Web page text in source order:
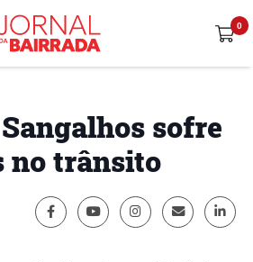
sofre
no trânsito